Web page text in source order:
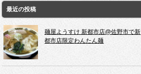
最近の投稿
麺屋ようすけ 新都市店@佐野市で新
都市店限定わんたん麺